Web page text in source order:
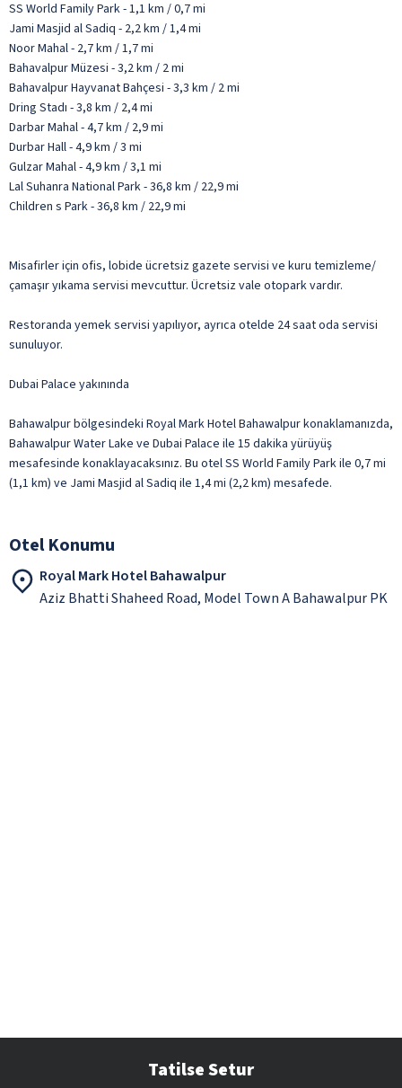
SS World Family Park - 1,1 km / 0,7 mi
Jami Masjid al Sadiq - 2,2 km / 1,4 mi
Noor Mahal - 2,7 km / 1,7 mi
Bahavalpur Müzesi - 3,2 km / 2 mi
Bahavalpur Hayvanat Bahçesi - 3,3 km / 2 mi
Dring Stadı - 3,8 km / 2,4 mi
Darbar Mahal - 4,7 km / 2,9 mi
Durbar Hall - 4,9 km / 3 mi
Gulzar Mahal - 4,9 km / 3,1 mi
Lal Suhanra National Park - 36,8 km / 22,9 mi
Children s Park - 36,8 km / 22,9 mi
Misafirler için ofis, lobide ücretsiz gazete servisi ve kuru temizleme/
çamaşır yıkama servisi mevcuttur. Ücretsiz vale otopark vardır.
Restoranda yemek servisi yapılıyor, ayrıca otelde 24 saat oda servisi
sunuluyor.
Dubai Palace yakınında
Bahawalpur bölgesindeki Royal Mark Hotel Bahawalpur konaklamanızda,
Bahawalpur Water Lake ve Dubai Palace ile 15 dakika yürüyüş
mesafesinde konaklayacaksınız. Bu otel SS World Family Park ile 0,7 mi
(1,1 km) ve Jami Masjid al Sadiq ile 1,4 mi (2,2 km) mesafede.
Otel Konumu
Royal Mark Hotel Bahawalpur
Aziz Bhatti Shaheed Road, Model Town A Bahawalpur PK
Tatilse Setur